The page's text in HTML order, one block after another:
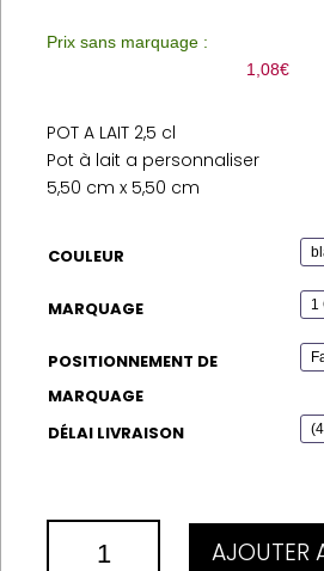
Prix sans marquage :
1,08€
POT A LAIT 2,5 cl
Pot à lait a personnaliser
5,50 cm x 5,50 cm
COULEUR
MARQUAGE
POSITIONNEMENT DE
MARQUAGE
DÉLAI LIVRAISON
AJOUTER